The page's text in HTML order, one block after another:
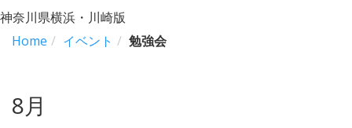
神奈川県横浜・川崎版
Home
イベント 勉強会
8月